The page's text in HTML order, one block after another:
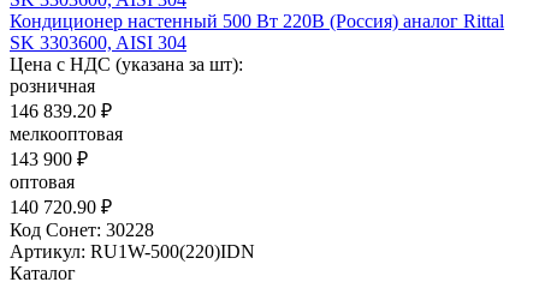
Кондиционер настенный 500 Вт 220В (Россия) аналог Rittal
SK 3303600, AISI 304
Цена с НДС (указана за шт):
розничная
146 839.20 ₽
мелкооптовая
143 900 ₽
оптовая
140 720.90 ₽
Код Сонет: 30228
Артикул: RU1W-500(220)IDN
Каталог